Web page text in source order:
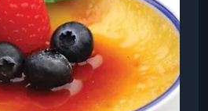
и праздников. Вы н